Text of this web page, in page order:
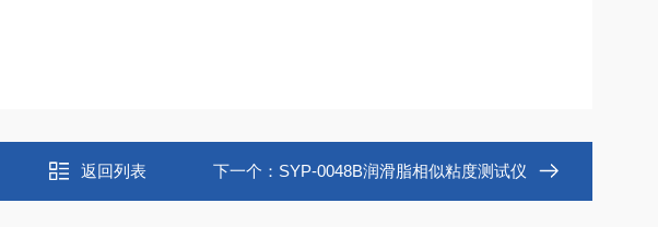
返回列表 下一个： SYP-0048B润滑脂相似粘度测试仪